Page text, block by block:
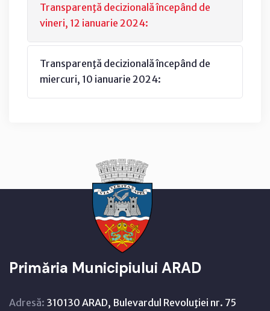
Transparenţă decizională începând de
vineri, 12 ianuarie 2024:
Transparenţă decizională începând de
miercuri, 10 ianuarie 2024:
Primăria Municipiului ARAD
Adresă: 310130 ARAD, Bulevardul Revoluţiei nr. 75